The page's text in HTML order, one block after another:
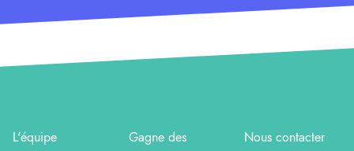
L'équipe
Gagne des
Nous contacter